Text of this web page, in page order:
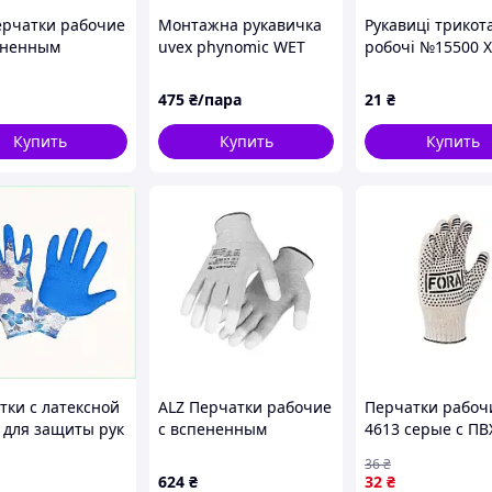
рабочие
8)
Купить
Монтажна рукавичка
uvex phynomic WET
475 ₴/пара
Купить
Рукавиці
робочі №15500
чорні
21 ₴
Купить
с латексной
защиты рук
ALZ Перчатки рабочие
с вспененным
(HT5K777-7)
624 ₴
Перчатки
4613 серые с
10р. ТМ FORA
32 ₴
36₴